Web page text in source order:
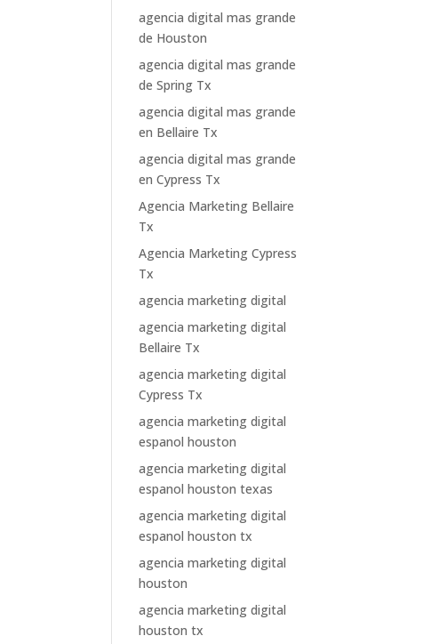
agencia digital mas grande
de Houston
agencia digital mas grande
de Spring Tx
agencia digital mas grande
en Bellaire Tx
agencia digital mas grande
en Cypress Tx
Agencia Marketing Bellaire
Tx
Agencia Marketing Cypress
Tx
agencia marketing digital
agencia marketing digital
Bellaire Tx
agencia marketing digital
Cypress Tx
agencia marketing digital
espanol houston
agencia marketing digital
espanol houston texas
agencia marketing digital
espanol houston tx
agencia marketing digital
houston
agencia marketing digital
houston tx